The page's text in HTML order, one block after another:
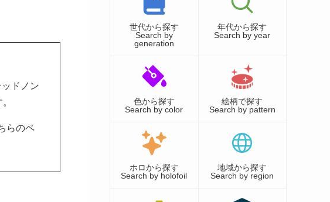
ドノン
らのペ
世代から探す
Search by
generation
年代から探す
Search by year
色から探す
Search by color
絵柄で探す
Search by pattern
ホロから探す
Search by holofoil
地域から探す
Search by region